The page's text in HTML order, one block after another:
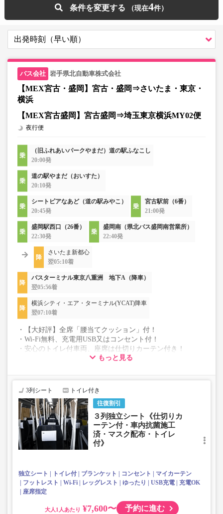
条件を変更する 4
岩手県北自動車株式会社
【MEX宮古・盛岡】宮古・盛岡⇒さいたま・東京・
横浜
【MEX宮古盛岡】宮古盛岡⇒埼玉東京横浜MY02便
夜行便
（旧ふれあいパークやまだ）道の駅ふなこし
20:00発
道の駅やまだ（おいすた）
20:10発
シートピアなあど（道の駅みやこ）
20:45発
宮古駅前（6番）
21:00発
盛岡駅西口（26番）
22:30発
盛岡南（県北バス盛岡南営業所）
22:40発
さいたま新都心
翌05:10着
バスターミナル東京八重洲 地下A（降車）
翌05:56着
横浜シティ・エア・ターミナル(YCAT)降車
翌07:10着
・【大好評】全席「腰当てクッション」付！
・Wi-Fi無料、充電用USB又はコンセント付！
・安心のトイレ付車両、座席は仕切りカーテン付き！
・《抗菌、消臭、抗ウイルス》車内コーティング施工車両
・空気清浄機付＋外気導入常時換気にて５分で空気入替
・《マスク無料配布》乗降口にご用意しております
もっと見る
往復割引
3列シート トイレ付き
３列独立シート《仕切りカ
ーテン付・車内抗菌施工
済・マスク配布・トイレ
付》
独立シート トイレ付 ブランケット コンセント
マイカーテン
フットレスト
Wi-Fi レッグレスト ゆったり USB充電
充電OK
座席指定
大人 ¥7,600〜 予約に進む